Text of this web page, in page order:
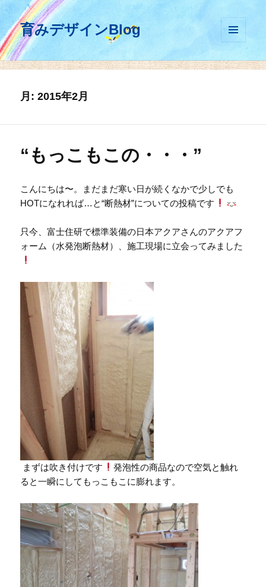
育みデザインBlog
ィジェ
月:2015年2月
“もっこもこの・・・”
こんにちは〜。まだまだ寒い日が続くなかで少しでも
HOTになれれば…と“断熱材”についての投稿です
只今、富士住研で標準装備の日本アクアさんのアクアフ
ォーム（水発泡断熱材）、施工現場に立会ってみました
まずは吹き付けです
発泡性の商品なので空気と触れ
ると一瞬にしてもっこもこに膨れます。